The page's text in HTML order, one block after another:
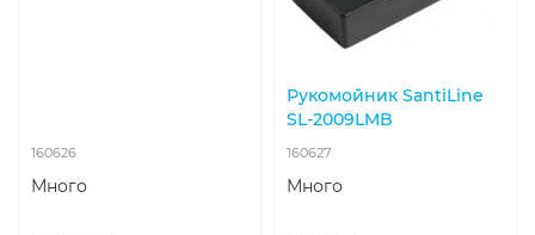
160626
Много
Рукомойник SantiLine
SL-2009LMB
160627
Много